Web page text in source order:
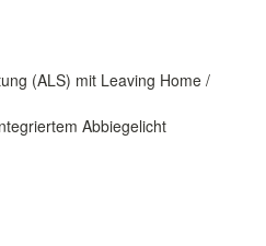
(ALS) mit Leaving Home /
Abbiegelicht